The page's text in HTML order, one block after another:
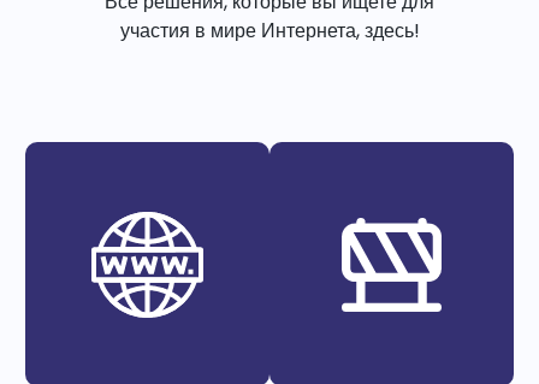
участия в мире Интернета, здесь!